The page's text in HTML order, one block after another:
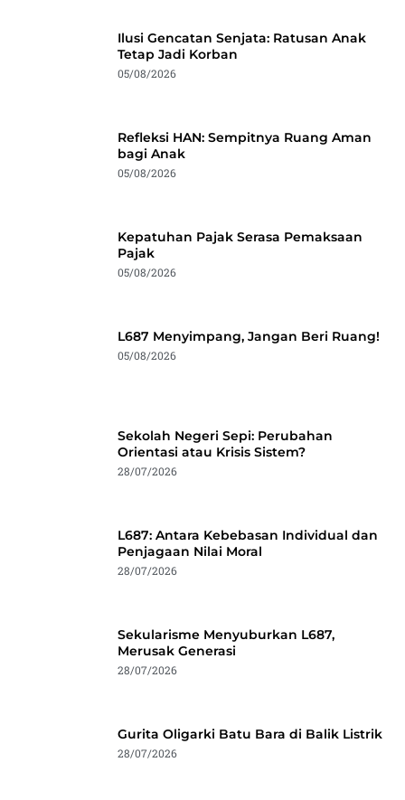
Ilusi Gencatan Senjata: Ratusan Anak
Tetap Jadi Korban
05/08/2026
Refleksi HAN: Sempitnya Ruang Aman
bagi Anak
05/08/2026
Kepatuhan Pajak Serasa Pemaksaan
Pajak
05/08/2026
L687 Menyimpang, Jangan Beri Ruang!
05/08/2026
Sekolah Negeri Sepi: Perubahan
Orientasi atau Krisis Sistem?
28/07/2026
L687: Antara Kebebasan Individual dan
Penjagaan Nilai Moral
28/07/2026
Sekularisme Menyuburkan L687,
Merusak Generasi
28/07/2026
Gurita Oligarki Batu Bara di Balik Listrik
28/07/2026